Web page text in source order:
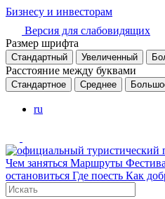
Бизнесу и инвесторам
Версия для слабовидящих
Размер шрифта
Стандартный Увеличенный
Расстояние между буквами
Стандартное Среднее
ru
Чем заняться Маршруты
остановиться Где поесть Как